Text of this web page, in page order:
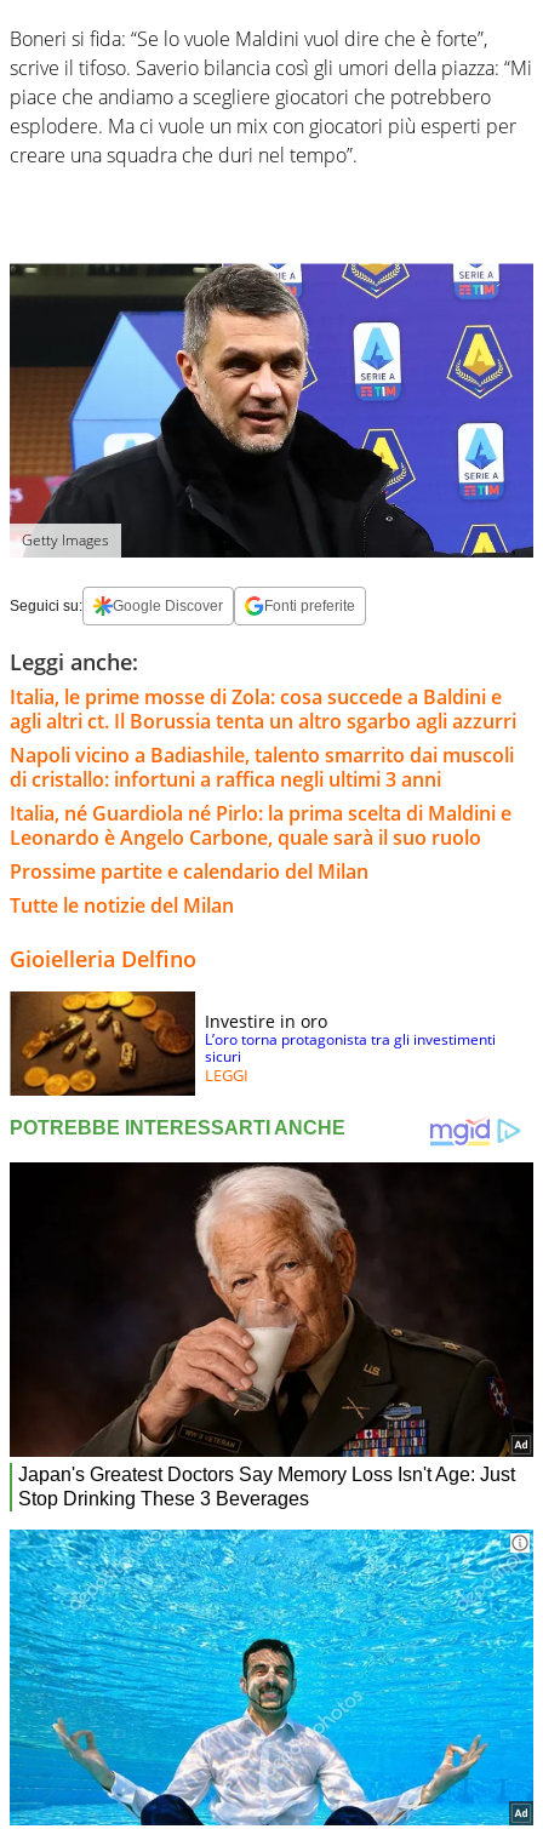
Boneri si fida: “Se lo vuole Maldini vuol dire che è forte”,
scrive il tifoso. Saverio bilancia così gli umori della piazza: “Mi
piace che andiamo a scegliere giocatori che potrebbero
esplodere. Ma ci vuole un mix con giocatori più esperti per
creare una squadra che duri nel tempo”.
Getty Images
Seguici su: Google Discover Fonti preferite
Leggi anche:
Italia, le prime mosse di Zola: cosa succede a Baldini e
agli altri ct. Il Borussia tenta un altro sgarbo agli azzurri
Napoli vicino a Badiashile, talento smarrito dai muscoli
di cristallo: infortuni a raffica negli ultimi 3 anni
Italia, né Guardiola né Pirlo: la prima scelta di Maldini e
Leonardo è Angelo Carbone, quale sarà il suo ruolo
Prossime partite e calendario del Milan
Tutte le notizie del Milan
Gioielleria Delfino
Investire in oro
L’oro torna protagonista tra gli investimenti
sicuri
LEGGI